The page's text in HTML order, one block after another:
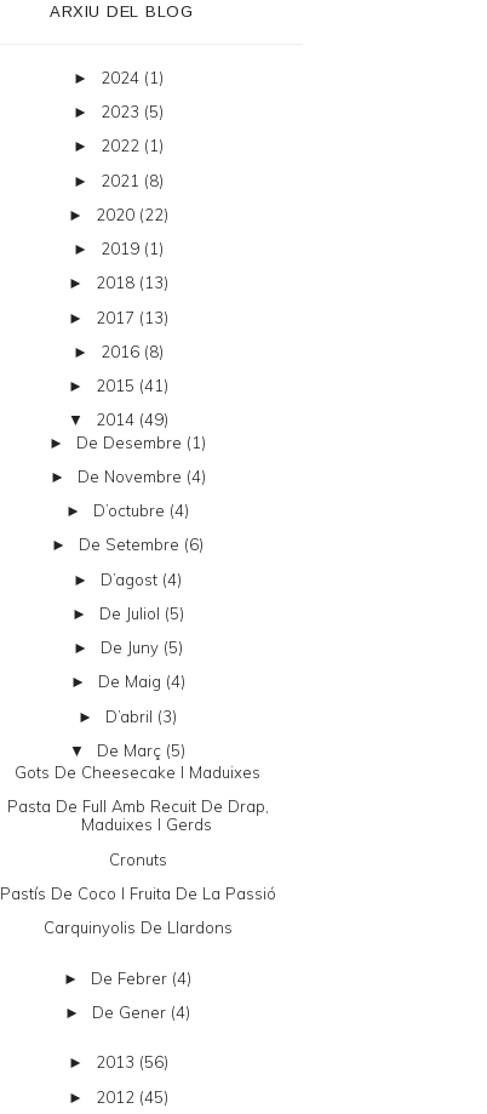
ARXIU DEL BLOG
► 2024 (1)
► 2023 (5)
► 2022 (1)
► 2021 (8)
► 2020 (22)
► 2019 (1)
► 2018 (13)
► 2017 (13)
► 2016 (8)
► 2015 (41)
▼ 2014 (49)
► De Desembre (1)
► De Novembre (4)
► D’octubre (4)
► De Setembre (6)
► D’agost (4)
► De Juliol (5)
► De Juny (5)
► De Maig (4)
► D’abril (3)
▼ De Març (5)
Gots De Cheesecake I Maduixes
Pasta De Full Amb Recuit De Drap,
Maduixes I Gerds
Cronuts
Pastís De Coco I Fruita De La Passió
Carquinyolis De Llardons
► De Febrer (4)
► De Gener (4)
► 2013 (56)
► 2012 (45)